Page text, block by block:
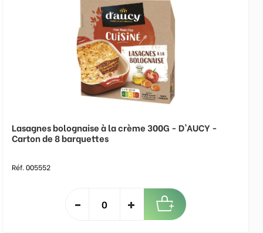
Lasagnes bolognaise à la crème 300G - D'AUCY -
Carton de 8 barquettes
Réf. 005552